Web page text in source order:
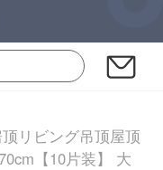
リビング吊顶屋顶
【10片装】 大